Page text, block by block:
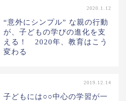
2020.1.12
“意外にシンプル” な親の行動
が、子どもの学びの進化を支
える！ 2020年、教育はこう
変わる
2019.12.14
子どもには○○中心の学習が一